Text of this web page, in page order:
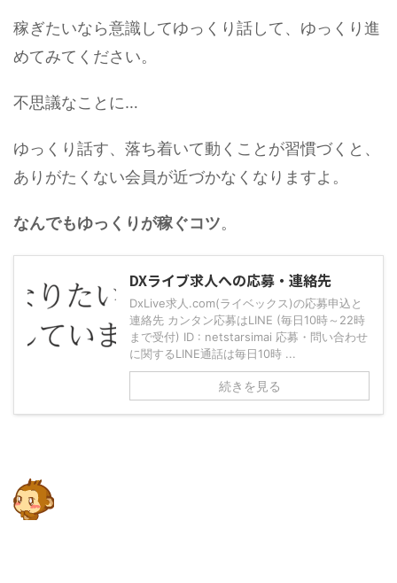
稼ぎたいなら意識してゆっくり話して、ゆっくり進
めてみてください。
不思議なことに…
ゆっくり話す、落ち着いて動くことが習慣づくと、
ありがたくない会員が近づかなくなりますよ。
なんでもゆっくりが稼ぐコツ。
DXライブ求人への応募・連絡先
DxLive求人.com(ライベックス)の応募申込と
連絡先 カンタン応募はLINE (毎日10時～22時
まで受付) ID : netstarsimai 応募・問い合わせ
に関するLINE通話は毎日10時 ...
続きを見る